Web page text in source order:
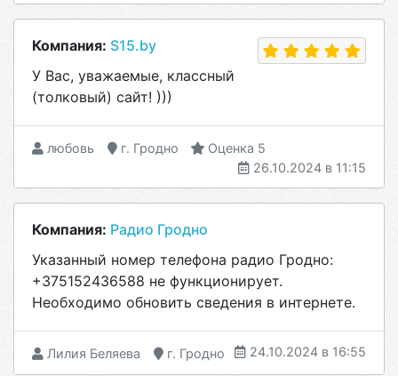
Компания: S15.by
У Вас, уважаемые, классный
(толковый) сайт! )))
любовь г. Гродно
Оценка 5
26.10.2024 в 11:15
Компания: Радио Гродно
Указанный номер телефона радио Гродно:
+375152436588 не функционирует.
Необходимо обновить сведения в интернете.
Лилия Беляева г. Гродно 24.10.2024 в 16:55